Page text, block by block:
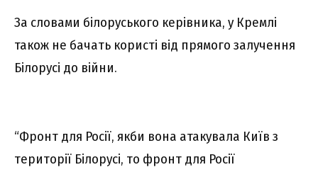
За словами білоруського керівника, у Кремлі
також не бачать користі від прямого залучення
Білорусі до війни.
“Фронт для Росії, якби вона атакувала Київ з
території Білорусі, то фронт для Росії